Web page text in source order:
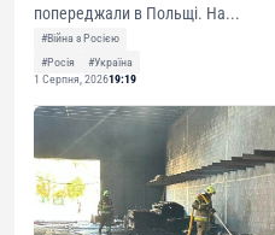
попереджали в Польщі. На...
#Війна з Росією
#Росія
#Україна
1 Серпня, 202619:19